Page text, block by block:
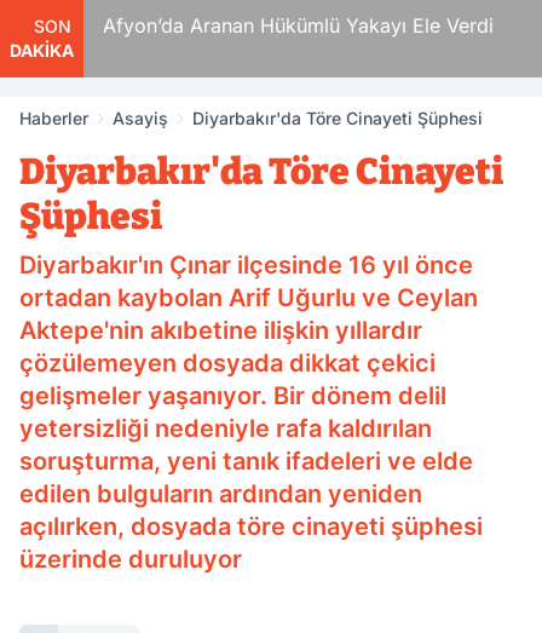
SON
DAKİKA
Afyon’da Aranan Hükümlü Yakayı Ele Verdi
Haberler Asayiş Diyarbakır'da Töre Cinayeti Şüphesi
Diyarbakır'da Töre Cinayeti
Şüphesi
Diyarbakır'ın Çınar ilçesinde 16 yıl önce
ortadan kaybolan Arif Uğurlu ve Ceylan
Aktepe'nin akıbetine ilişkin yıllardır
çözülemeyen dosyada dikkat çekici
gelişmeler yaşanıyor. Bir dönem delil
yetersizliği nedeniyle rafa kaldırılan
soruşturma, yeni tanık ifadeleri ve elde
edilen bulguların ardından yeniden
açılırken, dosyada töre cinayeti şüphesi
üzerinde duruluyor